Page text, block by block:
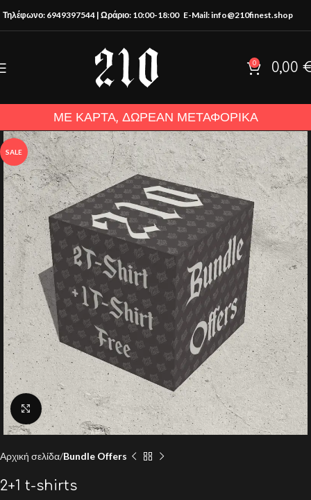
Τηλέφωνο: 6949397544 | Ωράριο: 10:00-18:00 E-Mail: info@210finest.shop
0 0,00
ΜΕ ΚΑΡΤΑ, ΔΩΡΕΑΝ ΜΕΤΑΦΟΡΙΚΑ
SALE
Click to enlarge
Αρχική σελίδα Bundle Offers
2+1 t-shirts